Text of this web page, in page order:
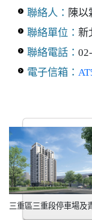
聯絡人： 陳以
聯絡單位： 新
聯絡電話：
電子信箱：
三重區三重段停車場及